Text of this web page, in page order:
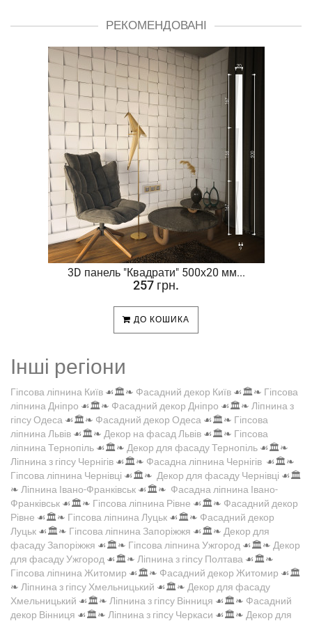
РЕКОМЕНДОВАНІ
3D панель "Квадрати" 500х20 мм...
257 грн.
ДО КОШИКА
Інші регіони
Гіпсова ліпнина Київ ☙🏛️❧ Фасадний декор Київ ☙🏛️❧ Гіпсова
ліпнина Дніпро ☙🏛️❧ Фасадний декор Дніпро ☙🏛️❧ Ліпнина з
гіпсу Одеса ☙🏛️❧ Фасадний декор Одеса ☙🏛️❧ Гіпсова
ліпнина Львів ☙🏛️❧ Декор на фасад Львів ☙🏛️❧ Гіпсова
ліпнина Тернопіль ☙🏛️❧ Декор для фасаду Тернопіль ☙🏛️❧
Ліпнина з гіпсу Чернігів ☙🏛️❧ Фасадна ліпнина Чернігів ☙🏛️❧
Гіпсова ліпнина Чернівці ☙🏛️❧ Декор для фасаду Чернівці ☙🏛️
❧ Ліпнина Івано-Франківськ ☙🏛️❧ Фасадна ліпнина Івано-
Франківськ ☙🏛️❧ Гіпсова ліпнина Рівне ☙🏛️❧ Фасадний декор
Рівне ☙🏛️❧ Гіпсова ліпнина Луцьк ☙🏛️❧ Фасадний декор
Луцьк ☙🏛️❧ Гіпсова ліпнина Запоріжжя ☙🏛️❧ Декор для
фасаду Запоріжжя ☙🏛️❧ Гіпсова ліпнина Ужгород ☙🏛️❧ Декор
для фасаду Ужгород ☙🏛️❧ Ліпнина з гіпсу Полтава ☙🏛️❧
Гіпсова ліпнина Житомир ☙🏛️❧ Фасадний декор Житомир ☙🏛️
❧ Ліпнина з гіпсу Хмельницький ☙🏛️❧ Декор для фасаду
Хмельницький ☙🏛️❧ Ліпнина з гіпсу Вінниця ☙🏛️❧ Фасадний
декор Вінниця ☙🏛️❧ Ліпнина з гіпсу Черкаси ☙🏛️❧ Декор для